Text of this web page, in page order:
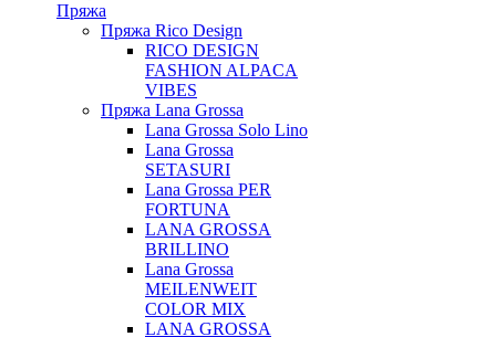
Пряжа
Пряжа Rico Design
RICO DESIGN
FASHION ALPACA
VIBES
Пряжа Lana Grossa
Lana Grossa Solo Lino
Lana Grossa
SETASURI
Lana Grossa PER
FORTUNA
LANA GROSSA
BRILLINO
Lana Grossa
MEILENWEIT
COLOR MIX
LANA GROSSA